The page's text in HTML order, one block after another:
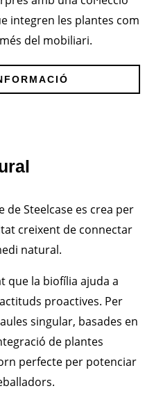
integren les plantes com
del mobiliari.
de Steelcase es crea per
creixent de connectar
natural.
que la biofília ajuda a
proactives. Per
singular, basades en
de plantes
perfecte per potenciar